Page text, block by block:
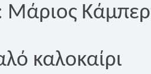
Μάριος
καλοκαίρι